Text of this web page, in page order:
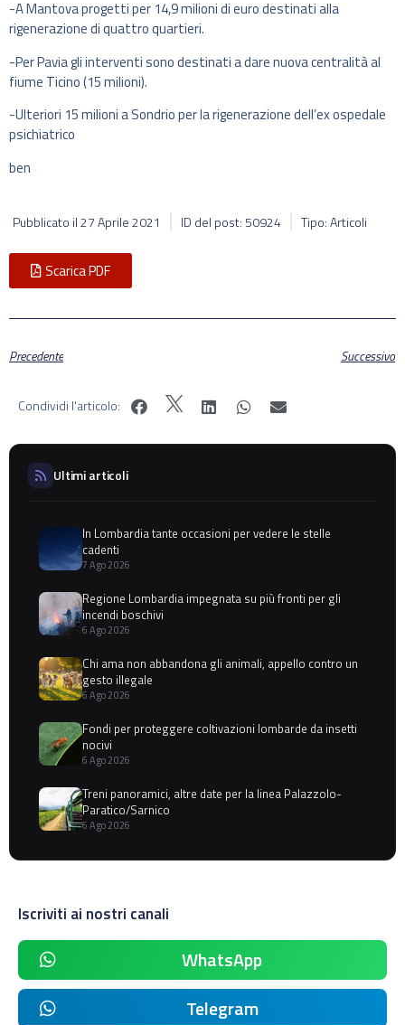
-A Mantova progetti per 14,9 milioni di euro destinati alla
rigenerazione di quattro quartieri.
-Per Pavia gli interventi sono destinati a dare nuova centralità al
fiume Ticino (15 milioni).
-Ulteriori 15 milioni a Sondrio per la rigenerazione dell’ex ospedale
psichiatrico
ben
Pubblicato il27 Aprile 2021 ID del post: 50924 Tipo: Articoli
Scarica PDF
Precedente Successivo
Condividi l'articolo:
Ultimi articoli
In Lombardia tante occasioni per vedere le stelle
cadenti
7 Ago 2026
Regione Lombardia impegnata su più fronti per gli
incendi boschivi
6 Ago 2026
Chi ama non abbandona gli animali, appello contro un
gesto illegale
6 Ago 2026
Fondi per proteggere coltivazioni lombarde da insetti
nocivi
6 Ago 2026
Treni panoramici, altre date per la linea Palazzolo-
Paratico/Sarnico
6 Ago 2026
Iscriviti ai nostri canali
WhatsApp
Telegram